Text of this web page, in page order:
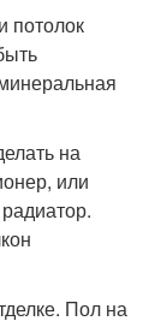
потолок
на
или
Пол на